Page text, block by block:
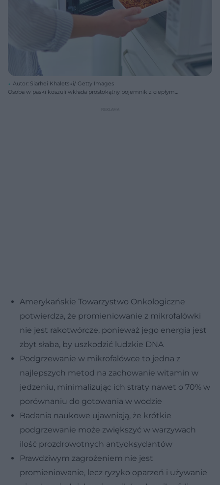
Autor: Siarhei Khaletski/ Getty Images
Osoba w paski koszuli wkłada prostokątny pojemnik z ciepłym
podgrzewanie jedzenia. Ten obraz ilustruje temat bezpiecznego
Amerykańskie Towarzystwo Onkologiczne
potwierdza, że promieniowanie z mikrofalówki
nie jest rakotwórcze, ponieważ jego energia jest
zbyt słaba, by uszkodzić ludzkie DNA
Podgrzewanie w mikrofalówce to jedna z
najlepszych metod na zachowanie witamin w
jedzeniu, minimalizując ich straty nawet o 70% w
porównaniu do gotowania w wodzie
Badania naukowe ujawniają, że krótkie
podgrzewanie może zwiększyć w warzywach
ilość prozdrowotnych antyoksydantów
Prawdziwym zagrożeniem nie jest
promieniowanie, lecz ryzyko oparzeń i używanie